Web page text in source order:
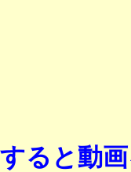
ると動